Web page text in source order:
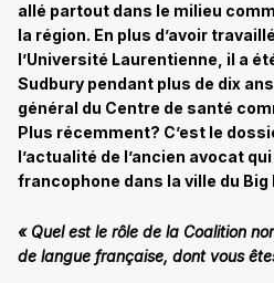
allé partout dans le milieu
la région. En plus d’avoir
l’Université Laurentienne, il a
Sudbury pendant plus de dix
général du Centre de santé
Plus récemment? C’est le
l’actualité de l’ancien avocat
francophone dans la ville du Big
« Quel est le rôle de la Coalition
de langue française, dont vous